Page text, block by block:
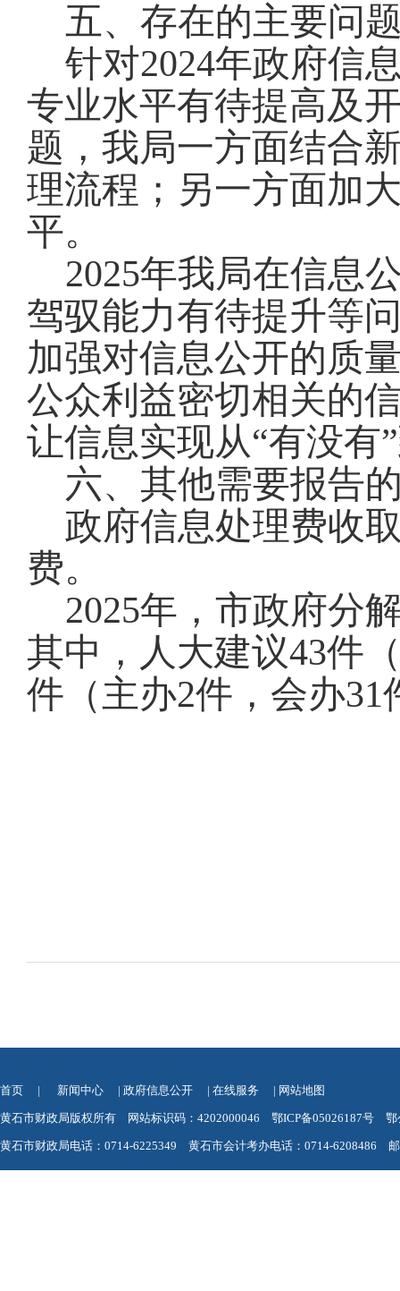
五、存在的主要问
针对2024年政府信
专业水平有待提高及
题，我局一方面结合
理流程；另一方面加
平。
2025年我局在信息
驾驭能力有待提升等
加强对信息公开的质
公众利益密切相关的
让信息实现从“有没有
六、其他需要报告
政府信息处理费收
费。
2025年，市政府分
其中，人大建议43件
件（主办2件，会办
首页 | 新闻中心 | 政府信息公开 | 在线服务 | 网站地图
黄石市财政局版权所有 网站标识码：4202000046 鄂ICP备05026187号 鄂
黄石市财政局电话：0714-6225349 黄石市会计考办电话：0714-6208486